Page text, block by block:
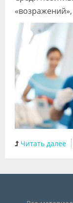
Читать далее